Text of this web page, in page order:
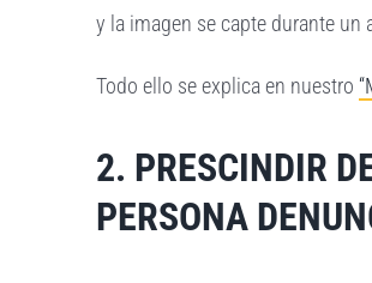
y la imagen se capte durante un
Todo ello se explica en nuestro
2. PRESCINDIR
PERSONA